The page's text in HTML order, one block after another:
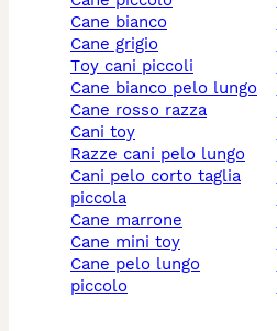
cane bianco
cane grigio
toy cani piccoli
cane bianco pelo lungo
cane rosso razza
cani toy
razze cani pelo lungo
cani pelo corto taglia
piccola
cane marrone
cane mini toy
cane pelo lungo
piccolo